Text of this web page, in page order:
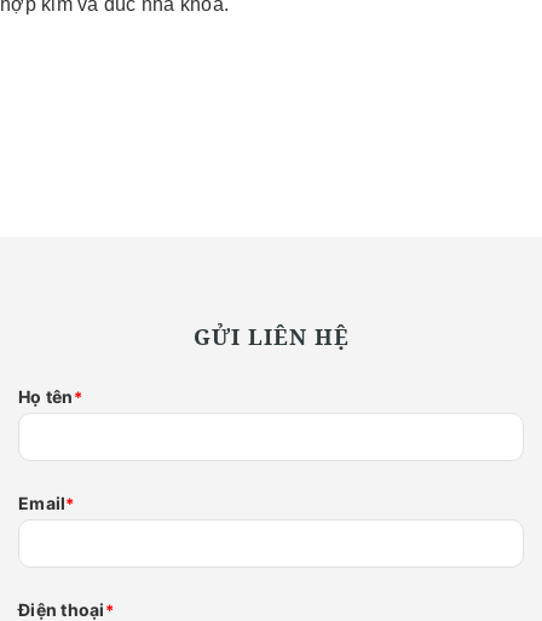
hợp kim và đúc nha khoa.
GỬI LIÊN HỆ
Họ tên*
Email*
Điện thoại*